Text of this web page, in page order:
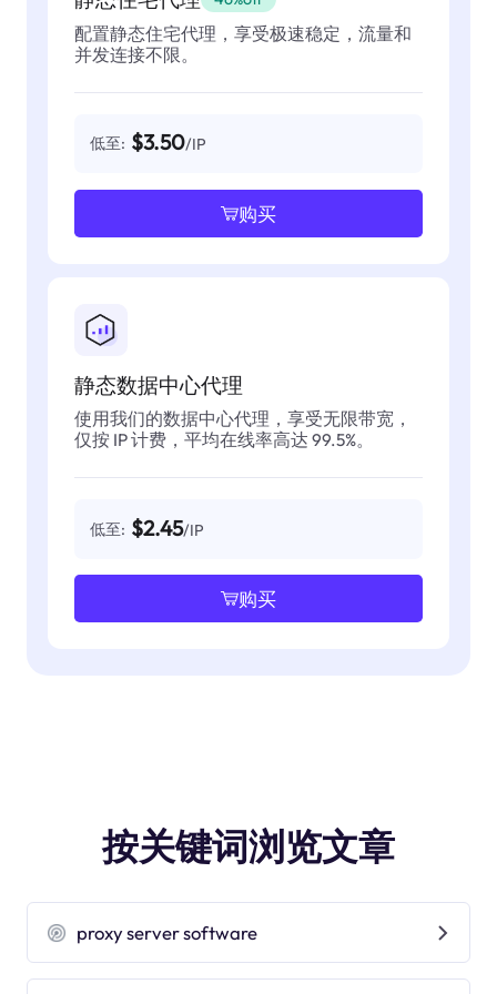
配置静态住宅代理，享受极速稳定，流量和
并发连接不限。
低至: $3.50/IP
购买
静态数据中心代理
使用我们的数据中心代理，享受无限带宽，
仅按 IP 计费，平均在线率高达 99.5%。
低至: $2.45/IP
购买
按关键词浏览文章
proxy server software